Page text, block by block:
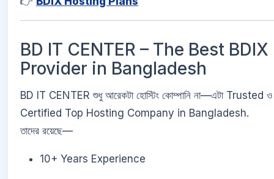
BD IT CENTER – The Best
Provider in Bangladesh
BD IT CENTER শুধু আরেকটা হোস্টিং কোম্পানি না—এটা Trusted
Certified Top Hosting Company in Bangladesh.
তাদের রয়েছে—
10+ Years Experience